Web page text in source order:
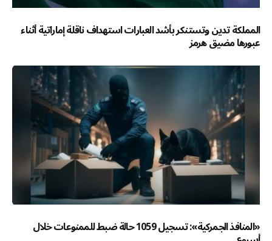
المملكة تدين وتستنكر بأشد العبارات استهداف ناقلة إماراتية أثناء
عبورها مضيق هرمز
«المنافذ الجمركية»: تسجيل 1059 حالة ضبط للممنوعات خلال